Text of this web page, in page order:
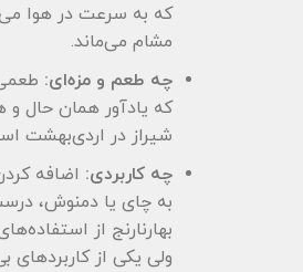
که به سرعت در هوا
مشام می‌ماند.
چه طعم و مزه‌ای:
که یادآور همان حال
شیراز در اردی‌بهشت
چه کاربردی: اضافه
به چای یا دمنوش،
بهارنارنج از
ولی یکی از کاربردهای